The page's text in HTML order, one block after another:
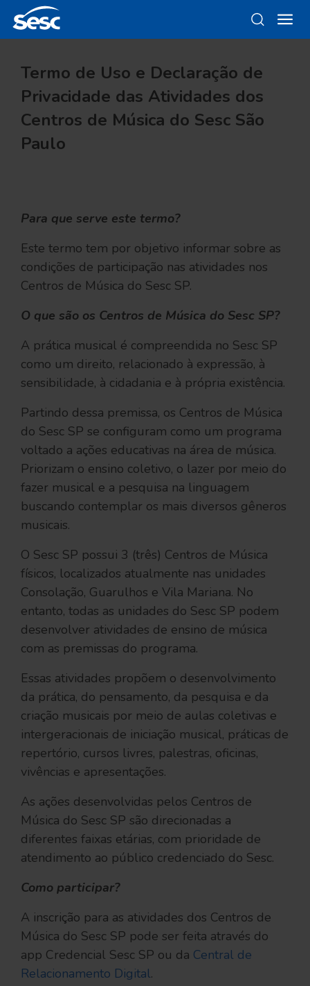
Termo de Uso e Declaração de
Privacidade das Atividades dos
Centros de Música do Sesc São
Paulo
Para que serve este termo?
Este termo tem por objetivo informar sobre as
condições de participação nas atividades nos
Centros de Música do Sesc SP.
O que são os Centros de Música do Sesc SP?
A prática musical é compreendida no Sesc SP
como um direito, relacionado à expressão, à
sensibilidade, à cidadania e à própria existência.
Partindo dessa premissa, os Centros de Música
do Sesc SP se configuram como um programa
voltado a ações educativas na área de música.
Priorizam o ensino coletivo, o lazer por meio do
fazer musical e a pesquisa na linguagem
buscando contemplar os mais diversos gêneros
musicais.
O Sesc SP possui 3 (três) Centros de Música
físicos, localizados atualmente nas unidades
Consolação, Guarulhos e Vila Mariana. No
entanto, todas as unidades do Sesc SP podem
desenvolver atividades de ensino de música
com as premissas do programa.
Essas atividades propõem o desenvolvimento
da prática, do pensamento, da pesquisa e da
criação musicais por meio de aulas coletivas e
intergeracionais de iniciação musical, práticas de
repertório, cursos livres, palestras, oficinas,
vivências e apresentações.
As ações desenvolvidas pelos Centros de
Música do Sesc SP são direcionadas a
diferentes faixas etárias, com prioridade de
atendimento ao público credenciado do Sesc.
Como participar?
A inscrição para as atividades dos Centros de
Música do Sesc SP pode ser feita através do
app Credencial Sesc SP ou da Central de
Relacionamento Digital.